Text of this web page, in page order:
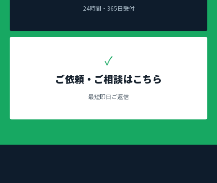
24時間・365日受付
✓
ご依頼・ご相談はこちら
最短即日ご返信